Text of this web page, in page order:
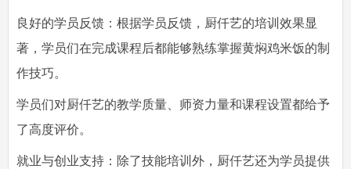
良好的学员反馈：根据学员反馈，厨仟艺的培训效果显
著，学员们在完成课程后都能够熟练掌握黄焖鸡米饭的制
作技巧。
学员们对厨仟艺的教学质量、师资力量和课程设置都给予
了高度评价。
就业与创业支持：除了技能培训外，厨仟艺还为学员提供